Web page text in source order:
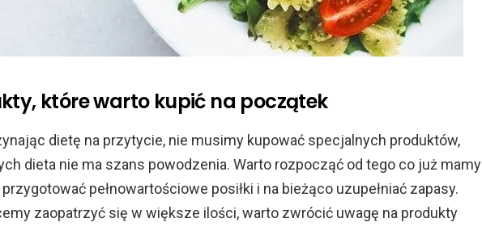
które warto kupić na początek
dietę na przytycie, nie musimy kupować specjalnych produktów,
dieta nie ma szans powodzenia. Warto rozpocząć od tego co już mamy
pełnowartościowe posiłki i na bieżąco uzupełniać zapasy.
zaopatrzyć się w większe ilości, warto zwrócić uwagę na produkty